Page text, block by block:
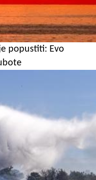
popustiti: Evo